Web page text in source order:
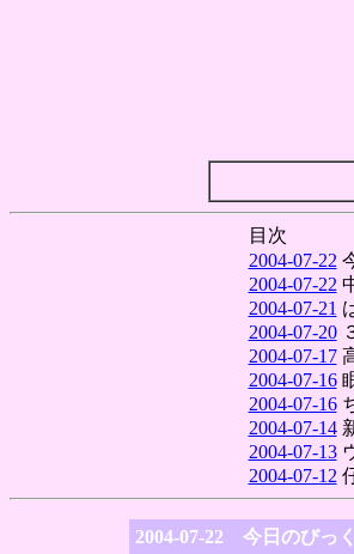
目次
2004-07-22
2004-07-22
2004-07-21
2004-07-20
2004-07-17
2004-07-16
2004-07-16
2004-07-14
2004-07-13
2004-07-12
2004-07-22 今日のびっ